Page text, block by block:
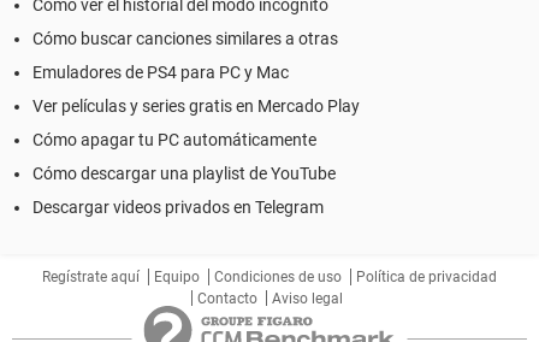
Cómo ver el historial del modo incógnito
Cómo buscar canciones similares a otras
Emuladores de PS4 para PC y Mac
Ver películas y series gratis en Mercado Play
Cómo apagar tu PC automáticamente
Cómo descargar una playlist de YouTube
Descargar videos privados en Telegram
Regístrate aquí Equipo Condiciones de uso
Política de privacidad
Contacto
Aviso legal